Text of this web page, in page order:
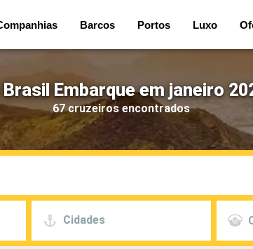
Barcos Portos Luxo
Embarque em janeiro
67 cruzeiros encontrados
Cidades